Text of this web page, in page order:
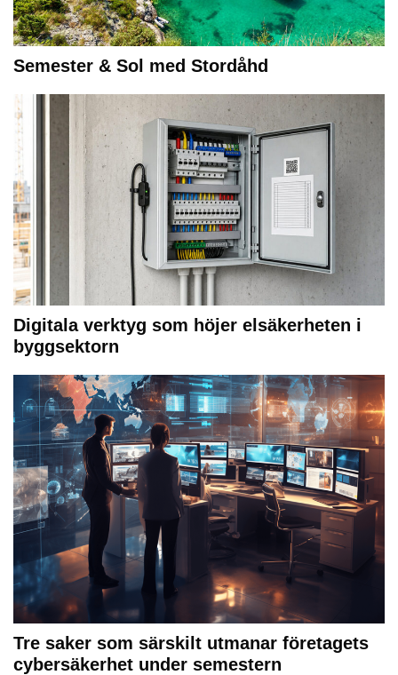
Semester & Sol med Stordåhd
Digitala verktyg som höjer elsäkerheten i
byggsektorn
Tre saker som särskilt utmanar företagets
cybersäkerhet under semestern